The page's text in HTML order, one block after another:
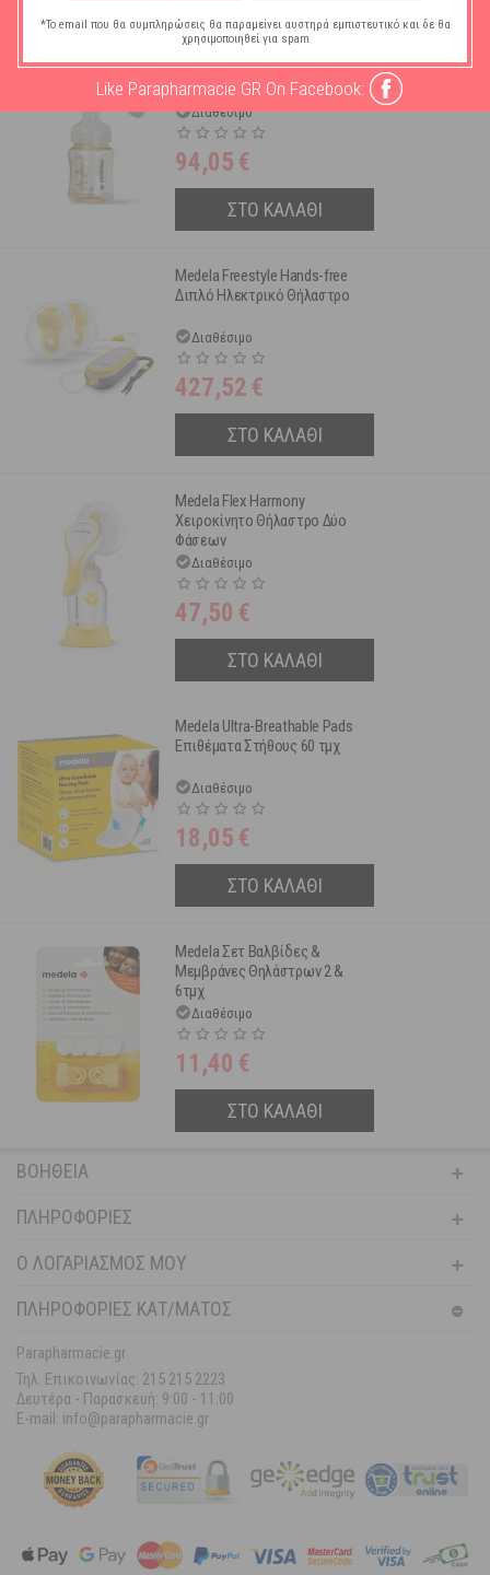
Medela Easy Single
Επαναφορτιζόμενο Ηλεκτρικό
Μονό Θήλαστρο
Διαθέσιμο
94,05 €
ΣΤΟ ΚΑΛΑΘΙ
Medela Freestyle Hands-free
Διπλό Ηλεκτρικό Θήλαστρο
Διαθέσιμο
427,52 €
ΣΤΟ ΚΑΛΑΘΙ
Medela Flex Harmony
Χειροκίνητο Θήλαστρο Δύο
Φάσεων
Διαθέσιμο
47,50 €
ΣΤΟ ΚΑΛΑΘΙ
Medela Ultra-Breathable Pads
Επιθέματα Στήθους 60 τμχ
Διαθέσιμο
18,05 €
ΣΤΟ ΚΑΛΑΘΙ
Medela Σετ Βαλβίδες &
Μεμβράνες Θηλάστρων 2 &
6τμχ
Διαθέσιμο
11,40 €
ΣΤΟ ΚΑΛΑΘΙ
ΒΟΉΘΕΙΑ
ΠΛΗΡΟΦΟΡΊΕΣ
Ο ΛΟΓΑΡΙΑΣΜΌΣ ΜΟΥ
ΠΛΗΡΟΦΟΡΙΕΣ ΚΑΤ/ΜΑΤΟΣ
Parapharmacie.gr
Τηλ. Επικοινωνίας: 215 215 2223
Δευτέρα - Παρασκευή: 9:00 - 11:00
E-mail: info@parapharmacie.gr
*Το email που θα συμπληρώσεις θα παραμείνει αυστηρά εμπιστευτικό και δε θα
χρησιμοποιηθεί για spam
Like Parapharmacie GR On Facebook: